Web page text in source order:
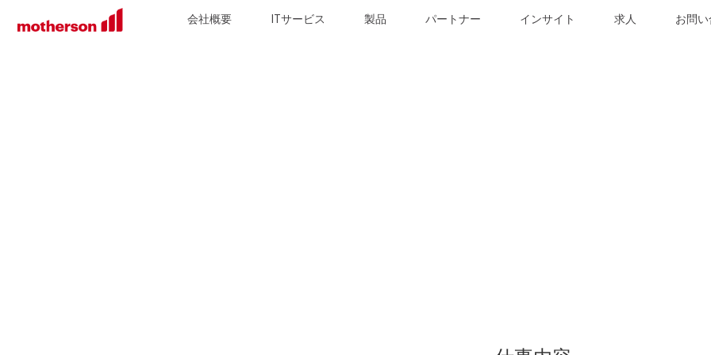
会社概要 ITサービス 製品 パートナー インサイト 求人 お問